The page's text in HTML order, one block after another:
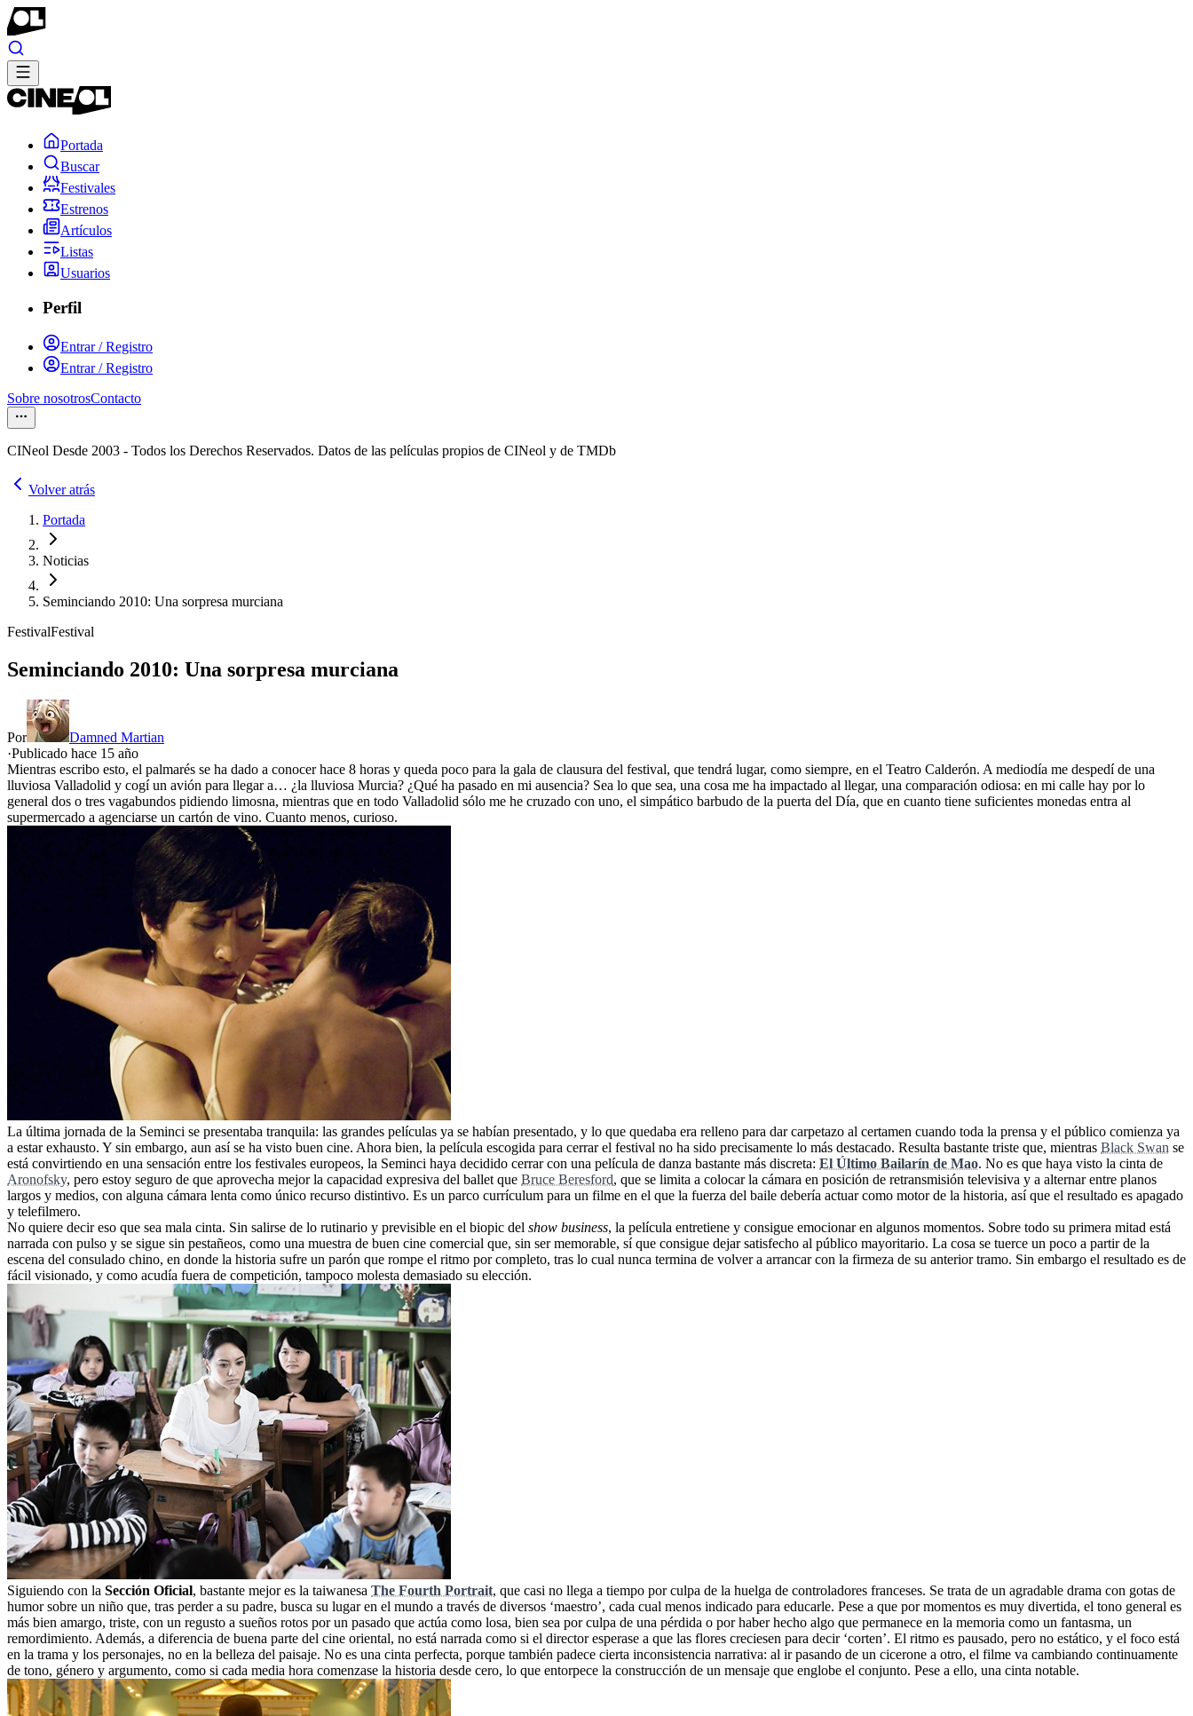
Portada
Buscar
Festivales
Estrenos
Artículos
Listas
Usuarios
Perfil
Entrar / Registro
Entrar / Registro
Sobre nosotrosContacto
CINeol Desde 2003 - Todos los Derechos Reservados. Datos de las películas propios de CINeol y de TMDb
Volver atrás
Portada
Noticias
Seminciando 2010: Una sorpresa murciana
FestivalFestival
Seminciando 2010: Una sorpresa murciana
Por
Damned Martian
·Publicado hace 15 año
Mientras escribo esto, el palmarés se ha dado a conocer hace 8 horas y queda poco para la gala de clausura del festival, que tendrá lugar, como siempre, en el Teatro Calderón. A mediodía me despedí de una
lluviosa Valladolid y cogí un avión para llegar a… ¿la lluviosa Murcia? ¿Qué ha pasado en mi ausencia? Sea lo que sea, una cosa me ha impactado al llegar, una comparación odiosa: en mi calle hay por lo
general dos o tres vagabundos pidiendo limosna, mientras que en todo Valladolid sólo me he cruzado con uno, el simpático barbudo de la puerta del Día, que en cuanto tiene suficientes monedas entra al
supermercado a agenciarse un cartón de vino. Cuanto menos, curioso.
La última jornada de la Seminci se presentaba tranquila: las grandes películas ya se habían presentado, y lo que quedaba era relleno para dar carpetazo al certamen cuando toda la prensa y el público comienza ya
a estar exhausto. Y sin embargo, aun así se ha visto buen cine. Ahora bien, la película escogida para cerrar el festival no ha sido precisamente lo más destacado. Resulta bastante triste que, mientras Black Swan se
está convirtiendo en una sensación entre los festivales europeos, la Seminci haya decidido cerrar con una película de danza bastante más discreta: El Último Bailarín de Mao. No es que haya visto la cinta de
Aronofsky, pero estoy seguro de que aprovecha mejor la capacidad expresiva del ballet que Bruce Beresford, que se limita a colocar la cámara en posición de retransmisión televisiva y a alternar entre planos
largos y medios, con alguna cámara lenta como único recurso distintivo. Es un parco currículum para un filme en el que la fuerza del baile debería actuar como motor de la historia, así que el resultado es apagado
y telefilmero.
No quiere decir eso que sea mala cinta. Sin salirse de lo rutinario y previsible en el biopic del show business, la película entretiene y consigue emocionar en algunos momentos. Sobre todo su primera mitad está
narrada con pulso y se sigue sin pestañeos, como una muestra de buen cine comercial que, sin ser memorable, sí que consigue dejar satisfecho al público mayoritario. La cosa se tuerce un poco a partir de la
escena del consulado chino, en donde la historia sufre un parón que rompe el ritmo por completo, tras lo cual nunca termina de volver a arrancar con la firmeza de su anterior tramo. Sin embargo el resultado es de
fácil visionado, y como acudía fuera de competición, tampoco molesta demasiado su elección.
Siguiendo con la Sección Oficial, bastante mejor es la taiwanesa The Fourth Portrait, que casi no llega a tiempo por culpa de la huelga de controladores franceses. Se trata de un agradable drama con gotas de
humor sobre un niño que, tras perder a su padre, busca su lugar en el mundo a través de diversos ‘maestro’, cada cual menos indicado para educarle. Pese a que por momentos es muy divertida, el tono general es
más bien amargo, triste, con un regusto a sueños rotos por un pasado que actúa como losa, bien sea por culpa de una pérdida o por haber hecho algo que permanece en la memoria como un fantasma, un
remordimiento. Además, a diferencia de buena parte del cine oriental, no está narrada como si el director esperase a que las flores creciesen para decir ‘corten’. El ritmo es pausado, pero no estático, y el foco está
en la trama y los personajes, no en la belleza del paisaje. No es una cinta perfecta, porque también padece cierta inconsistencia narrativa: al ir pasando de un cicerone a otro, el filme va cambiando continuamente
de tono, género y argumento, como si cada media hora comenzase la historia desde cero, lo que entorpece la construcción de un mensaje que englobe el conjunto. Pese a ello, una cinta notable.